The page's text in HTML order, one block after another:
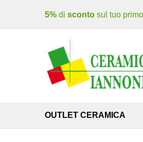
5% di sconto sul tuo
OUTLET CERAMICA